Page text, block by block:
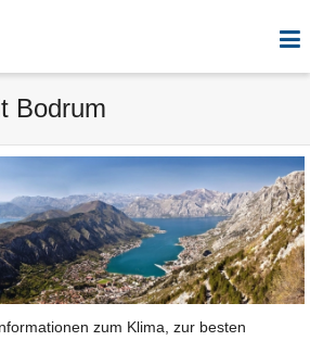
Bodrum
zum Klima, zur besten